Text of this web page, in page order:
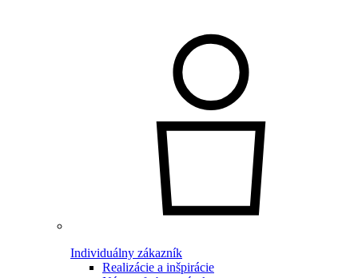
Individuálny zákazník
Realizácie a inšpirácie